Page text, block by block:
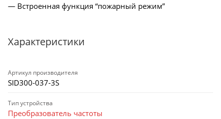
— Встроенная функция “пожарный режим”
Характеристики
Артикул производителя
SID300-037-3S
Тип устройства
Преобразователь частоты